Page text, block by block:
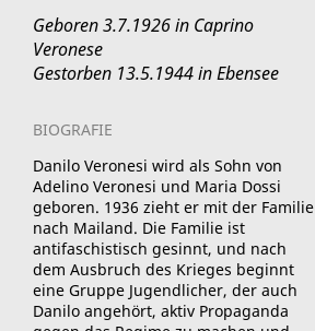
Geboren 3.7.1926 in Caprino
Veronese
Gestorben 13.5.1944 in Ebensee
BIOGRAFIE
Danilo Veronesi wird als Sohn von
Adelino Veronesi und Maria Dossi
geboren. 1936 zieht er mit der Familie
nach Mailand. Die Familie ist
antifaschistisch gesinnt, und nach
dem Ausbruch des Krieges beginnt
eine Gruppe Jugendlicher, der auch
Danilo angehört, aktiv Propaganda